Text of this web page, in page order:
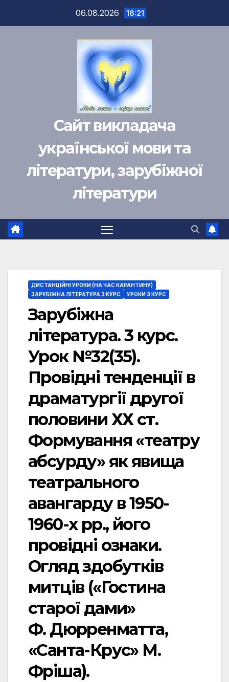
06.08.2026 16:21
Сайт викладача
української мови та
літератури, зарубіжної
літератури
ДИСТАНЦІЙНІ УРОКИ (НА ЧАС КАРАНТИНУ)
ЗАРУБІЖНА ЛІТЕРАТУРА 3 КУРС
УРОКИ 3 КУРС
Зарубіжна
література. 3 курс.
Урок №32(35).
Провідні тенденції в
драматургії другої
половини ХХ ст.
Формування «театру
абсурду» як явища
театрального
авангарду в 1950-
1960-х рр., його
провідні ознаки.
Огляд здобутків
митців («Гостина
старої дами»
Ф. Дюрренматта,
«Санта-Крус» М.
Фріша).